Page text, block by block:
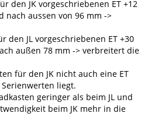
den JK vorgeschriebenen ET +12
nach aussen von 96 mm ->
den JL vorgeschriebenen ET +30
außen 78 mm -> verbreitert die
für den JK nicht auch eine ET
liegt.
geringer als beim JL und
beim JK mehr in die